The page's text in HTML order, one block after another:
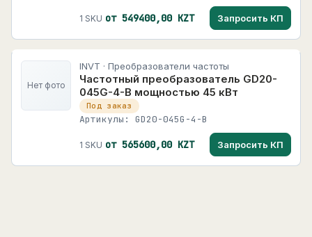
1 SKU от 549400,00 KZT Запросить КП
Нет фото
INVT · Преобразователи частоты
Частотный преобразователь GD20-
045G-4-B мощностью 45 кВт
Под заказ
Артикулы: GD20-045G-4-B
1 SKU от 565600,00 KZT Запросить КП